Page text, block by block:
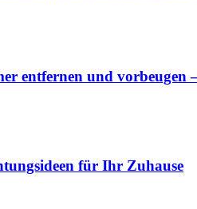
entfernen und vorbeugen
für Ihr Zuhause